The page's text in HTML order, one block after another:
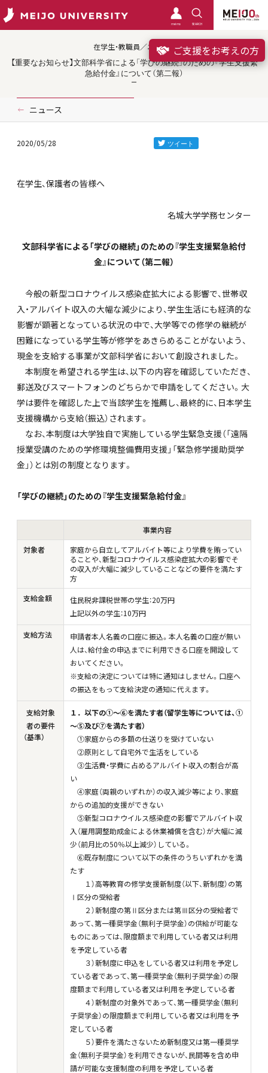
meimo SEARCH
ご支援をお考えの方
在学生・教職員／ニュース
【重要なお知らせ】文部科学省による「学びの継続」のための『学生支援緊
急給付金』について（第二報）
ニュース
2020/05/28
在学生、保護者の皆様へ
名城大学学務センター
文部科学省による「学びの継続」のための『学生支援緊急給付
金』について（第二報）
今般の新型コロナウイルス感染症拡大による影響で、世帯収
入・アルバイト収入の大幅な減少により、学生生活にも経済的な
影響が顕著となっている状況の中で、大学等での修学の継続が
困難になっている学生等が修学をあきらめることがないよう、
現金を支給する事業が文部科学省において創設されました。
本制度を希望される学生は、以下の内容を確認していただき、
郵送及びスマートフォンのどちらかで申請をしてください。大
学は要件を確認した上で当該学生を推薦し、最終的に、日本学生
支援機構から支給（振込）されます。
なお、本制度は大学独自で実施している学生緊急支援（「遠隔
授業受講のための学修環境整備費用支援」「緊急修学援助奨学
金」）とは別の制度となります。
「学びの継続」のための『学生支援緊急給付金』
事業内容
対象者
家庭から自立してアルバイト等により学費を賄ってい
ることや、新型コロナウイルス感染症拡大の影響でそ
の収入が大幅に減少していることなどの要件を満たす
方
支給金額
住民税非課税世帯の学生：20万円
上記以外の学生：10万円
支給方法
申請者本人名義の口座に振込。本人名義の口座が無い
人は、給付金の申込までに利用できる口座を開設して
おいてください。
※支給の決定については特に通知はしません。口座へ
の振込をもって支給決定の通知に代えます。
支給対象
者の要件
（基準）
１．以下の①～⑥を満たす者（留学生等については、①
～⑤及び⑦を満たす者）
①家庭からの多額の仕送りを受けていない
②原則として自宅外で生活をしている
③生活費・学費に占めるアルバイト収入の割合が高
い
④家庭（両親のいずれか）の収入減少等により、家庭
からの追加的支援ができない
⑤新型コロナウイルス感染症の影響でアルバイト収
入（雇用調整助成金による休業補償を含む）が大幅に減
少（前月比の50％以上減少）している。
⑥既存制度について以下の条件のうちいずれかを満
たす
１）高等教育の修学支援新制度（以下、新制度）の第
Ⅰ区分の受給者
２）新制度の第Ⅱ区分または第Ⅲ区分の受給者で
あって、第一種奨学金（無利子奨学金）の供給が可能な
ものにあっては、限度額まで利用している者又は利用
を予定している者
３）新制度に申込をしている者又は利用を予定し
ている者であって、第一種奨学金（無利子奨学金）の限
度額まで利用している者又は利用を予定している者
４）新制度の対象外であって、第一種奨学金（無利
子奨学金）の限度額まで利用している者又は利用を予
定している者
５）要件を満たさないため新制度又は第一種奨学
金（無利子奨学金）を利用できないが、民間等を含め申
請が可能な支援制度の利用を予定している者